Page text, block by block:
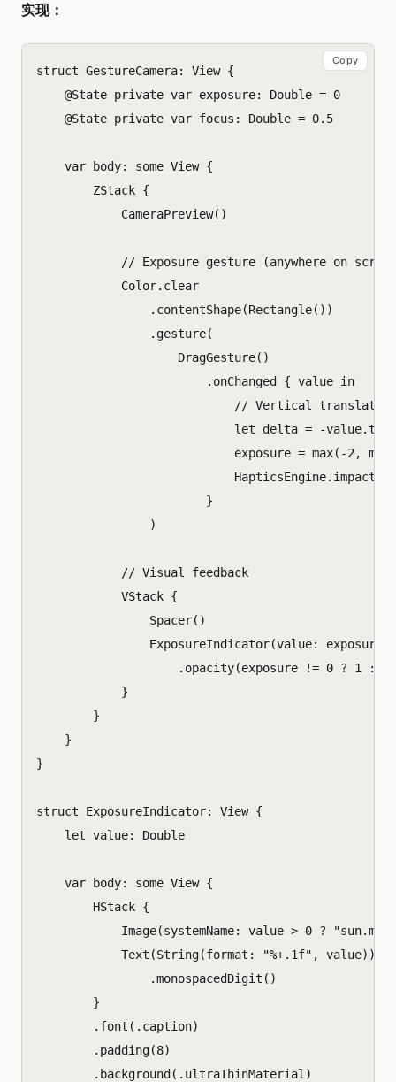
实现：
struct GestureCamera: View {
@State private var exposure: Double = 0
@State private var focus : Double = 0.5
var body: some View {
ZStack {
CameraPreview()
// Exposure gesture (anywhere on
Color. clear
. contentShape(Rectangle())
. gesture(
DragGesture()
. onChanged { value in
// Vertical translation
let
delta = -value.
exposure = max( -2 , min
HapticsEngine. impact
}
)
// Visual feedback
VStack {
Spacer()
ExposureIndicator(value: exposure
. opacity(exposure != 0 ? 1 :
}
}
}
}
struct ExposureIndicator: View {
let value: Double
var body: some View {
HStack {
Image(systemName: value > 0 ?
Text (String(format : "%+.1f" , value))
.monospacedDigit ()
}
. font (. caption)
. padding(8)
. background (. ultraThinMaterial )
Copy